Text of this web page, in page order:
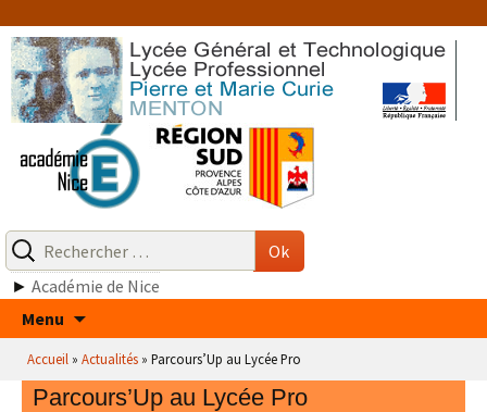
au
contenu
pour
:
Ok
► Académie de Nice
Menu
au
contenu
Accueil » Actualités » Parcours’Up au Lycée Pro
Parcours’Up au Lycée Pro